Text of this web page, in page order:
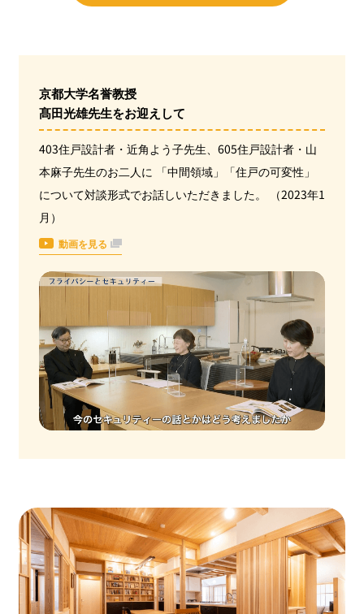
京都大学名誉教授
髙田光雄先生をお迎えして
403住戸設計者・近角よう子先生、605住戸設計者・山
本麻子先生のお二人に 「中間領域」「住戸の可変性」
について対談形式でお話しいただきました。 （2023年1
月）
動画を見る